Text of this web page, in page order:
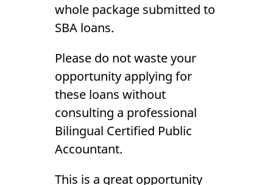
whole package submitted to
SBA loans.
Please do not waste your
opportunity applying for
these loans without
consulting a professional
Bilingual Certified Public
Accountant.
This is a great opportunity